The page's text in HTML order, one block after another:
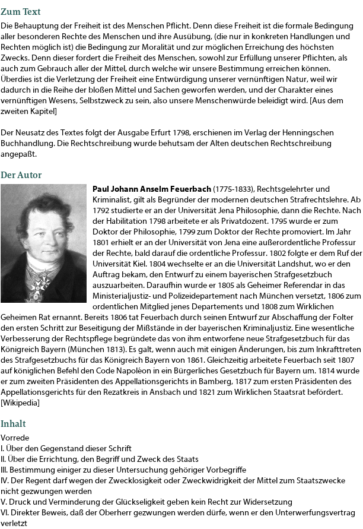
Zum Text
Die Behauptung der Freiheit ist des Menschen Pflicht. Denn diese Freiheit ist die formale Bedingung
aller besonderen Rechte des Menschen und ihre Ausübung, (die nur in konkreten Handlungen und
Rechten möglich ist) die Bedingung zur Moralität und zur möglichen Erreichung des höchsten
Zwecks. Denn dieser fordert die Freiheit des Menschen, sowohl zur Erfüllung unserer Pflichten, als
auch zum Gebrauch aller der Mittel, durch welche wir unsere Bestimmung erreichen können.
Überdies ist die Verletzung der Freiheit eine Entwürdigung unserer vernünftigen Natur, weil wir
dadurch in die Reihe der bloßen Mittel und Sachen geworfen werden, und der Charakter eines
vernünftigen Wesens, Selbstzweck zu sein, also unsere Menschenwürde beleidigt wird. [Aus dem
zweiten Kapitel]
Der Neusatz des Textes folgt der Ausgabe Erfurt 1798, erschienen im Verlag der Henningschen
Buchhandlung. Die Rechtschreibung wurde behutsam der Alten deutschen Rechtschreibung
angepaßt.
Der Autor
Paul Johann Anselm Feuerbach(1775-1833), Rechtsgelehrter und
Kriminalist, gilt als Begründer der modernen deutschen Strafrechtslehre. Ab
1792 studierte er an der Universität Jena Philosophie, dann die Rechte. Nach
der Habilitation 1798 arbeitete er als Privatdozent. 1795 wurde er zum
Doktor der Philosophie, 1799 zum Doktor der Rechte promoviert. Im Jahr
1801 erhielt er an der Universität von Jena eine außerordentliche Professur
der Rechte, bald darauf die ordentliche Professur. 1802 folgte er dem Ruf der
Universität Kiel. 1804 wechselte er an die Universität Landshut, wo er den
Auftrag bekam, den Entwurf zu einem bayerischen Strafgesetzbuch
auszuarbeiten. Daraufhin wurde er 1805 als Geheimer Referendar in das
Ministerialjustiz- und Polizeidepartement nach München versetzt, 1806 zum
ordentlichen Mitglied jenes Departements und 1808 zum Wirklichen
Geheimen Rat ernannt. Bereits 1806 tat Feuerbach durch seinen Entwurf zur Abschaffung der Folter
den ersten Schritt zur Beseitigung der Mißstände in der bayerischen Kriminaljustiz. Eine wesentliche
Verbesserung der Rechtspflege begründete das von ihm entworfene neue Strafgesetzbuch für das
Königreich Bayern (München 1813). Es galt, wenn auch mit einigen Änderungen, bis zum Inkrafttreten
des Strafgesetzbuchs für das Königreich Bayern von 1861. Gleichzeitig arbeitete Feuerbach seit 1807
auf königlichen Befehl den Code Napoléon in ein Bürgerliches Gesetzbuch für Bayern um. 1814 wurde
er zum zweiten Präsidenten des Appellationsgerichts in Bamberg, 1817 zum ersten Präsidenten des
Appellationsgerichts für den Rezatkreis in Ansbach und 1821 zum Wirklichen Staatsrat befördert.
[Wikipedia]
Inhalt
Vorrede
I. Über den Gegenstand dieser Schrift
II. Über die Errichtung, den Begriff und Zweck des Staats
III. Bestimmung einiger zu dieser Untersuchung gehöriger Vorbegriffe
IV. Der Regent darf wegen der Zwecklosigkeit oder Zweckwidrigkeit der Mittel zum Staatszwecke
nicht gezwungen werden
V. Druck und Verminderung der Glückseligkeit geben kein Recht zur Widersetzung
VI. Direkter Beweis, daß der Oberherr gezwungen werden dürfe, wenn er den Unterwerfungsvertrag
verletzt